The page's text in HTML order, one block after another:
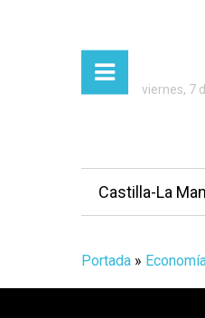
viernes, 7
Castilla-La
Portada »